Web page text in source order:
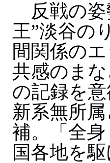
反戦の姿
王”淡谷の
間関係の
共感のま
の記録を
新系無所
補。「全
国各地を駆